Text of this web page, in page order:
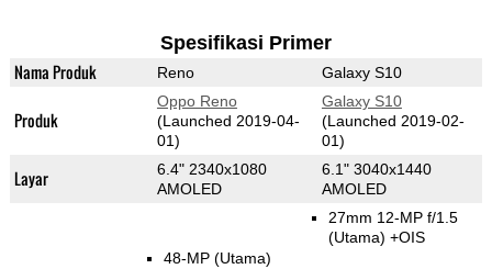
Spesifikasi Primer
Nama Produk Reno Galaxy S10
Produk
Oppo Reno
(Launched 2019-04-
01)
Galaxy S10
(Launched 2019-02-
01)
Layar
6.4" 2340x1080
AMOLED
6.1" 3040x1440
AMOLED
48-MP (Utama)
27mm 12-MP f/1.5
(Utama) +OIS